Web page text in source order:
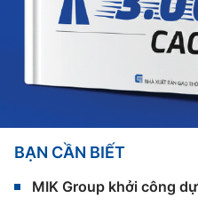
BẠN CẦN BIẾT
MIK Group khởi công